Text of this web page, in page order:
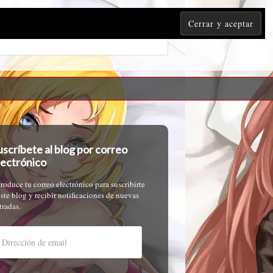
al blog por correo
tu correo electrónico para suscribirte
blog y recibir notificaciones de nuevas